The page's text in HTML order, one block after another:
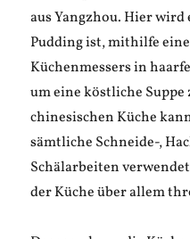
aus Yangzhou. Hier wird
Pudding ist, mithilfe
Küchenmessers in
um eine köstliche
chinesischen Küche
sämtliche Schneide-,
Schälarbeiten
der Küche über allem